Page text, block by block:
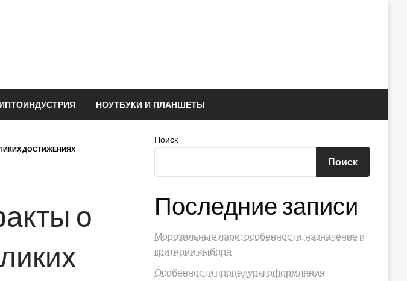
НОУТБУКИ И ПЛАНШЕТЫ
ДОСТИЖЕНИЯХ
о
Поиск
Поиск
Последние записи
Морозильные лари: особенности, назначение и
критерии выбора
Особенности процедуры оформления